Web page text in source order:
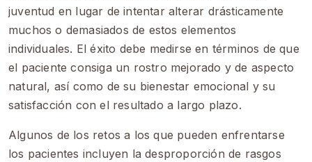
juventud en lugar de intentar alterar drásticamente
muchos o demasiados de estos elementos
individuales. El éxito debe medirse en términos de que
el paciente consiga un rostro mejorado y de aspecto
natural, así como de su bienestar emocional y su
satisfacción con el resultado a largo plazo.
Algunos de los retos a los que pueden enfrentarse
los pacientes incluyen la desproporción de rasgos